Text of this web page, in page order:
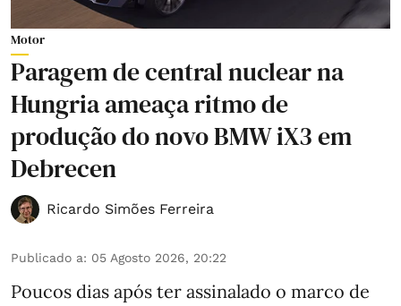
Motor
Paragem de central nuclear na
Hungria ameaça ritmo de
produção do novo BMW iX3 em
Debrecen
Ricardo Simões Ferreira
Publicado a: 05 Agosto 2026, 20:22
Poucos dias após ter assinalado o marco de